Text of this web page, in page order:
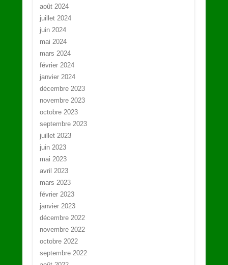
août 2024
juillet 2024
juin 2024
mai 2024
mars 2024
février 2024
janvier 2024
décembre 2023
novembre 2023
octobre 2023
septembre 2023
juillet 2023
juin 2023
mai 2023
avril 2023
mars 2023
février 2023
janvier 2023
décembre 2022
novembre 2022
octobre 2022
septembre 2022